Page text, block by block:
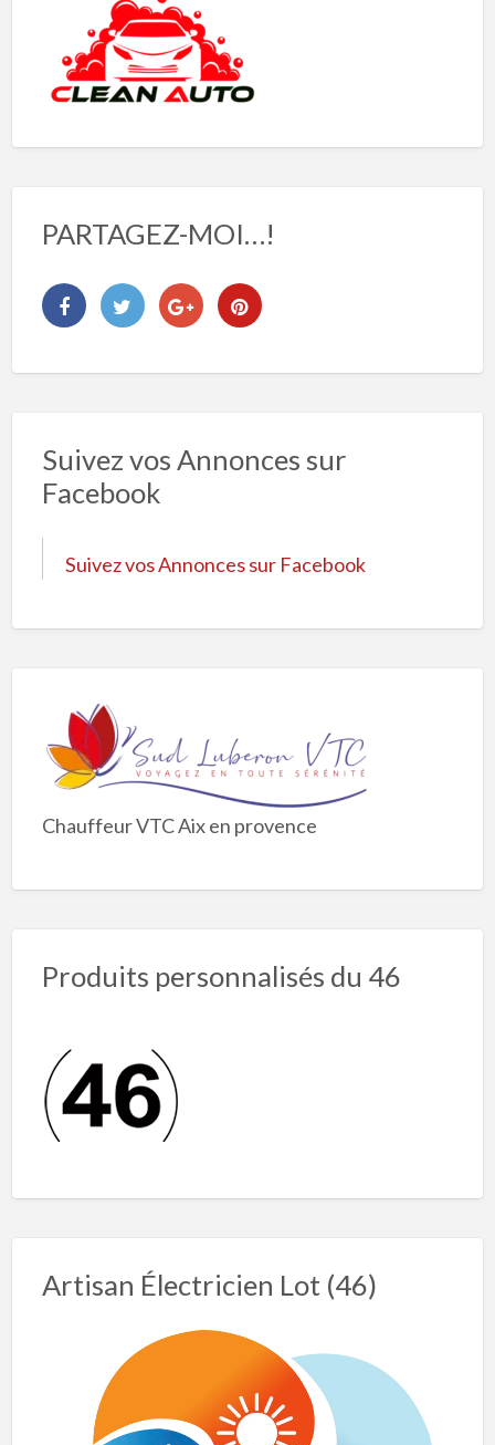
PARTAGEZ-MOI…!
Suivez vos Annonces sur
Facebook
Suivez vos Annonces sur Facebook
Chauffeur VTC Aix en provence
Produits personnalisés du 46
Artisan Électricien Lot (46)